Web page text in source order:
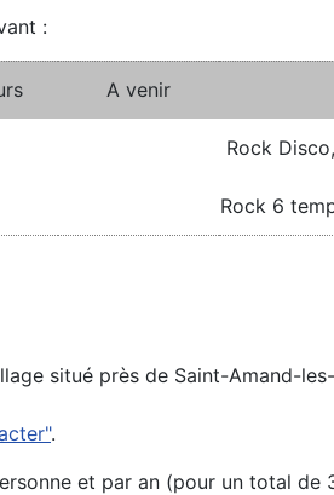
:
A venir
Rock
Rock 6
situé près de Saint-Amand-
.
et par an (pour un total de